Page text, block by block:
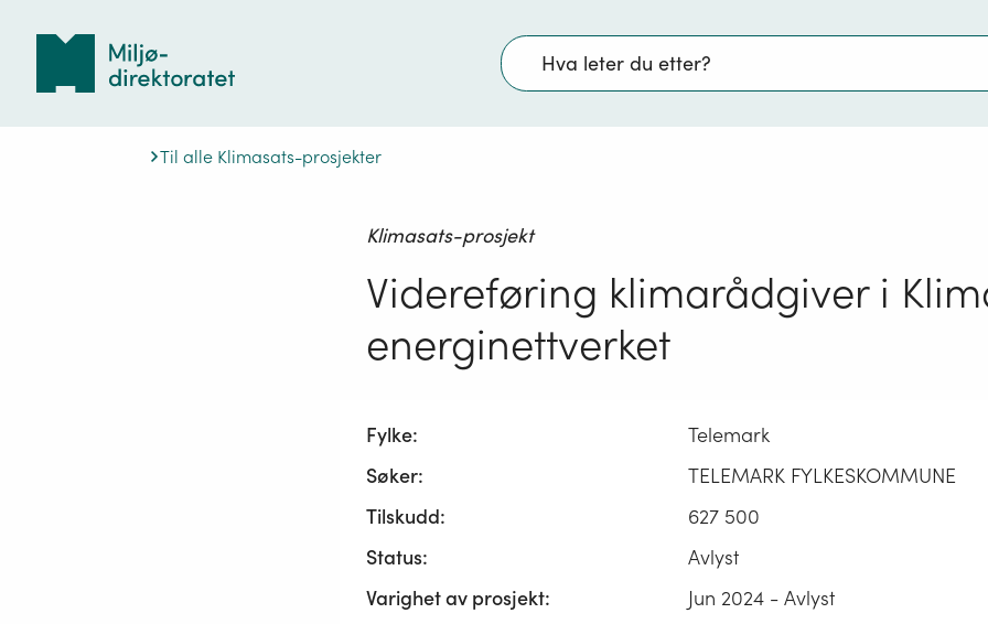
Søk
Til alle Klimasats-prosjekter
Klimasats-prosjekt
Videreføring klimarådgiver i
energinettverket
Fylke:
Telemark
Søker:
TELEMARK FYLKESKOMMUNE
Tilskudd:
627 500
Status:
Avlyst
Varighet av prosjekt:
Jun 2024 - Avlyst